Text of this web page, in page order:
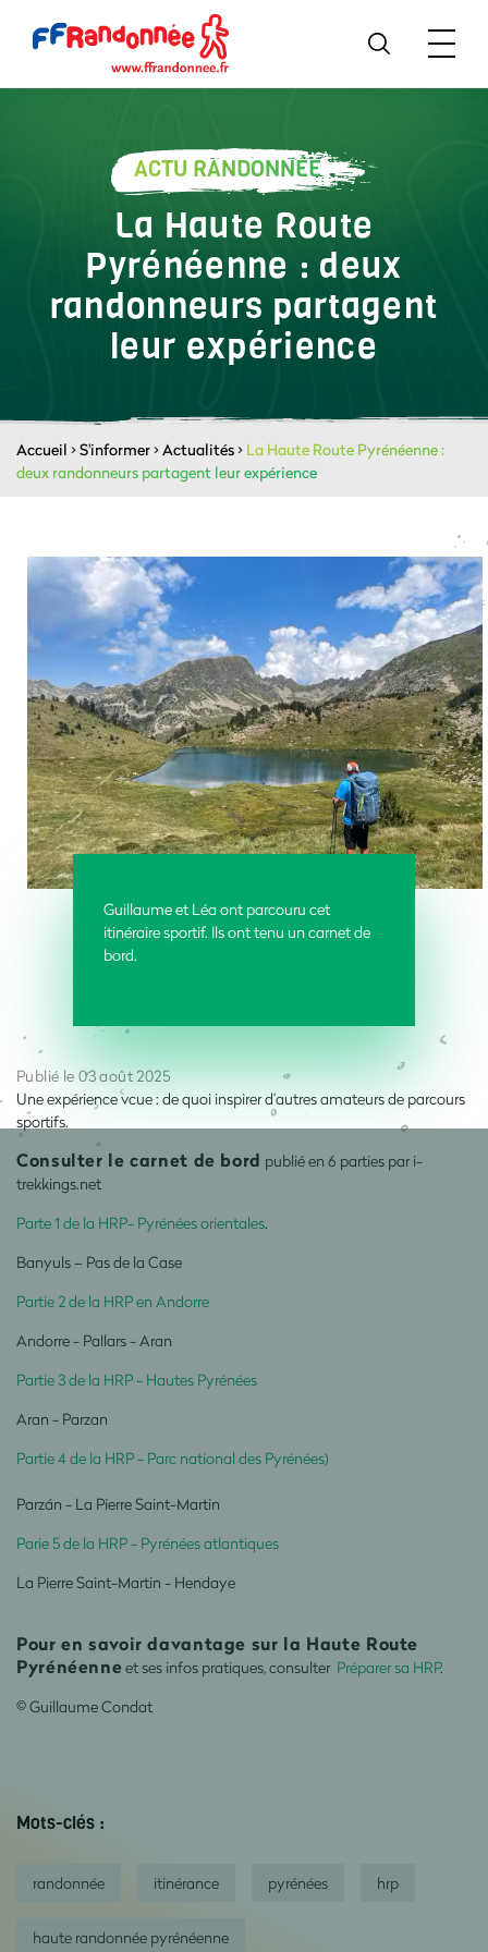
ACTU RANDONNÉE
La Haute Route
Pyrénéenne : deux
randonneurs partagent
leur expérience
Accueil >S'informer>Actualités> La Haute Route Pyrénéenne :
deux randonneurs partagent leur expérience
Guillaume et Léa ont parcouru cet
itinéraire sportif. Ils ont tenu un carnet de
bord.
Publié le 03 août 2025
Une expérience vcue : de quoi inspirer d’autres amateurs de parcours
sportifs.
Consulter le carnet de bord publié en 6 parties par i-
trekkings.net
Parte 1 de la HRP- Pyrénées orientales.
Banyuls – Pas de la Case
Partie 2 de la HRP en Andorre
Andorre - Pallars - Aran
Partie 3 de la HRP - Hautes Pyrénées
Aran - Parzan
Partie 4 de la HRP - Parc national des Pyrénées)
Parzán - La Pierre Saint-Martin
Parie 5 de la HRP - Pyrénées atlantiques
La Pierre Saint-Martin - Hendaye
Pour en savoir davantage sur la Haute Route
Pyrénéenneet ses infos pratiques, consulter Préparer sa HRP.
© Guillaume Condat
Mots-clés :
randonnée itinérance pyrénées hrp
haute randonnée pyrénéenne